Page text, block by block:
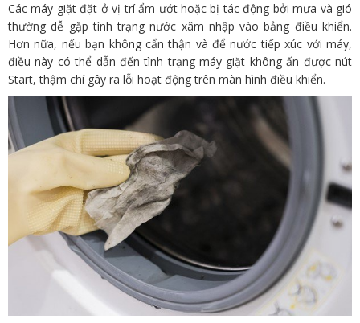
Các máy giặt đặt ở vị trí ẩm ướt hoặc bị tác động bởi mưa và gió
thường dễ gặp tình trạng nước xâm nhập vào bảng điều khiển.
Hơn nữa, nếu bạn không cẩn thận và để nước tiếp xúc với máy,
điều này có thể dẫn đến tình trạng máy giặt không ấn được nút
Start, thậm chí gây ra lỗi hoạt động trên màn hình điều khiển.